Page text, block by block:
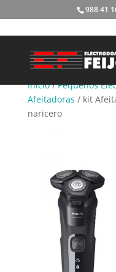
988 41
Inicio/Pequeños
Afeitadoras / kit
naricero